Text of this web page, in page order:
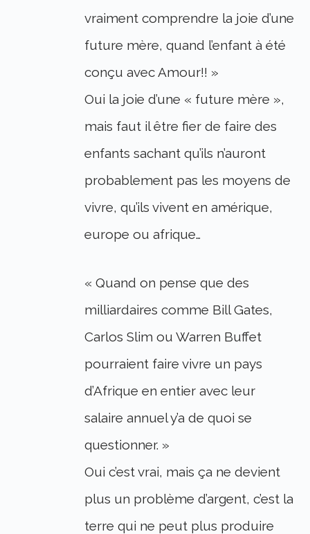
vraiment comprendre la joie d’une
future mère, quand l’enfant à été
conçu avec Amour!! »
Oui la joie d’une « future mère »,
mais faut il être fier de faire des
enfants sachant qu’ils n’auront
probablement pas les moyens de
vivre, qu’ils vivent en amérique,
europe ou afrique…
« Quand on pense que des
milliardaires comme Bill Gates,
Carlos Slim ou Warren Buffet
pourraient faire vivre un pays
d’Afrique en entier avec leur
salaire annuel y’a de quoi se
questionner. »
Oui c’est vrai, mais ça ne devient
plus un problème d’argent, c’est la
terre qui ne peut plus produire